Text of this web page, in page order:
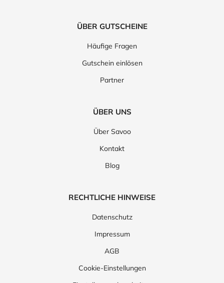
ÜBER GUTSCHEINE
Häufige Fragen
Gutschein einlösen
Partner
ÜBER UNS
Über Savoo
Kontakt
Blog
RECHTLICHE HINWEISE
Datenschutz
Impressum
AGB
Cookie-Einstellungen